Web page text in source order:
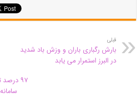
قبلی
بارش رگباری باران و وزش باد شدید
در البرز استمرار می یابد
۹۷ درصد